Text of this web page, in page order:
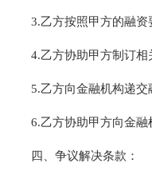
3.乙方按照甲方的融资
4.乙方协助甲方制订相
5.乙方向金融机构递交
6.乙方协助甲方向金融
四、争议解决条款：